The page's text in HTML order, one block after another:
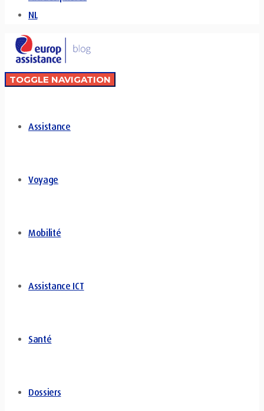
NL
TOGGLE NAVIGATION
Assistance
Voyage
Mobilité
Assistance ICT
Santé
Dossiers